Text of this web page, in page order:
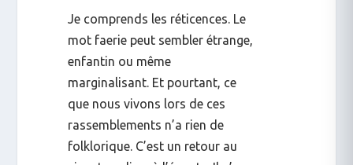
Je comprends les réticences. Le
mot faeriepeut sembler étrange,
enfantin ou même
marginalisant. Et pourtant, ce
que nous vivons lors de ces
rassemblements n’a rien de
folklorique. C’est un retour au